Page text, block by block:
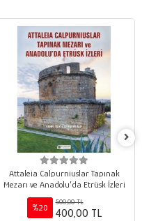
Attaleia Calpurniuslar Tapınak
Mezarı ve Anadolu’da Etrüsk İzleri
%20
500,00 TL
400,00 TL